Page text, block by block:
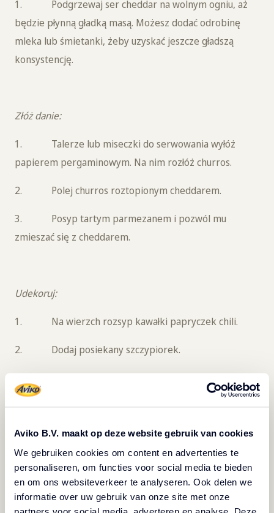
Aviko B.V. maakt op deze website gebruik van cookies
We gebruiken cookies om content en advertenties te
personaliseren, om functies voor social media te bieden
en om ons websiteverkeer te analyseren. Ook delen we
informatie over uw gebruik van onze site met onze
partners voor social media, adverteren en analyse. Deze
1. Podgrzewaj ser cheddar na wolnym ogniu, aż
będzie płynną gładką masą. Możesz dodać odrobinę
mleka lub śmietanki, żeby uzyskać jeszcze gładszą
konsystencję.
Złóż danie:
1. Talerze lub miseczki do serwowania wyłóż
papierem pergaminowym. Na nim rozłóż churros.
2. Polej churros roztopionym cheddarem.
3. Posyp tartym parmezanem i pozwól mu
zmieszać się z cheddarem.
Udekoruj:
1. Na wierzch rozsyp kawałki papryczek chili.
2. Dodaj posiekany szczypiorek.
orzeźwiającego akcentu.
Wskazówka od szefa
kuchni
Podawaj na ciepło jako wyjątkową, pikantną przekąskę
– dla jednej osoby lub jako porcję do dzielenia się.